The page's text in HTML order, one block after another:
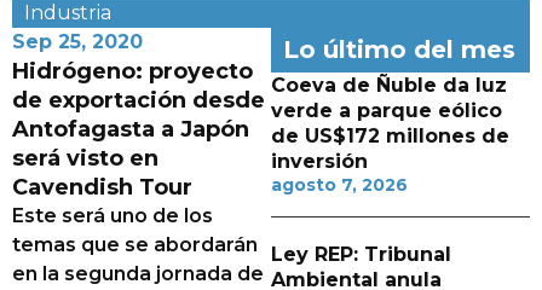
Industria
Sep 25, 2020
Hidrógeno: proyecto
de exportación desde
Antofagasta a Japón
será visto en
Cavendish Tour
Este será uno de los
temas que se abordarán
en la segunda jornada de
Lo último del mes
Coeva de Ñuble da luz
verde a parque eólico
de US$172 millones de
inversión
agosto 7, 2026
Ley REP: Tribunal
Ambiental anula